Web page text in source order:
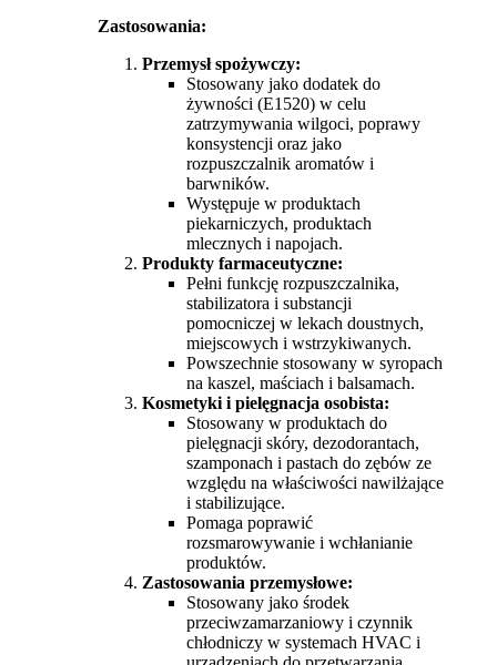
Zastosowania:
Przemysł spożywczy:
Stosowany jako dodatek do
żywności (E1520) w celu
zatrzymywania wilgoci, poprawy
konsystencji oraz jako
rozpuszczalnik aromatów i
barwników.
Występuje w produktach
piekarniczych, produktach
mlecznych i napojach.
Produkty farmaceutyczne:
Pełni funkcję rozpuszczalnika,
stabilizatora i substancji
pomocniczej w lekach doustnych,
miejscowych i wstrzykiwanych.
Powszechnie stosowany w syropach
na kaszel, maściach i balsamach.
Kosmetyki i pielęgnacja osobista:
Stosowany w produktach do
pielęgnacji skóry, dezodorantach,
szamponach i pastach do zębów ze
względu na właściwości nawilżające
i stabilizujące.
Pomaga poprawić
rozsmarowywanie i wchłanianie
produktów.
Zastosowania przemysłowe:
Stosowany jako środek
przeciwzamarzaniowy i czynnik
chłodniczy w systemach HVAC i